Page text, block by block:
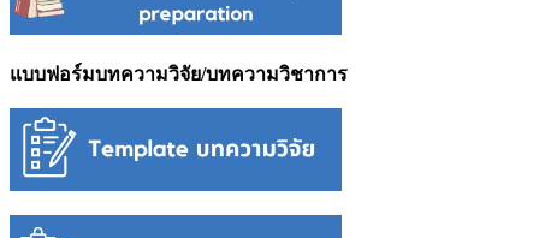
แบบฟอร์มบทความวิจัย/บทความวิชาการ